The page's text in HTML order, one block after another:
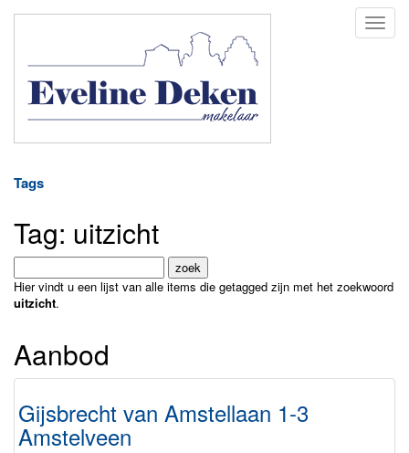
Tags
Tag: uitzicht
Hier vindt u een lijst van alle items die getagged zijn met het zoekwoord
uitzicht.
Aanbod
Gijsbrecht van Amstellaan 1-3
Amstelveen